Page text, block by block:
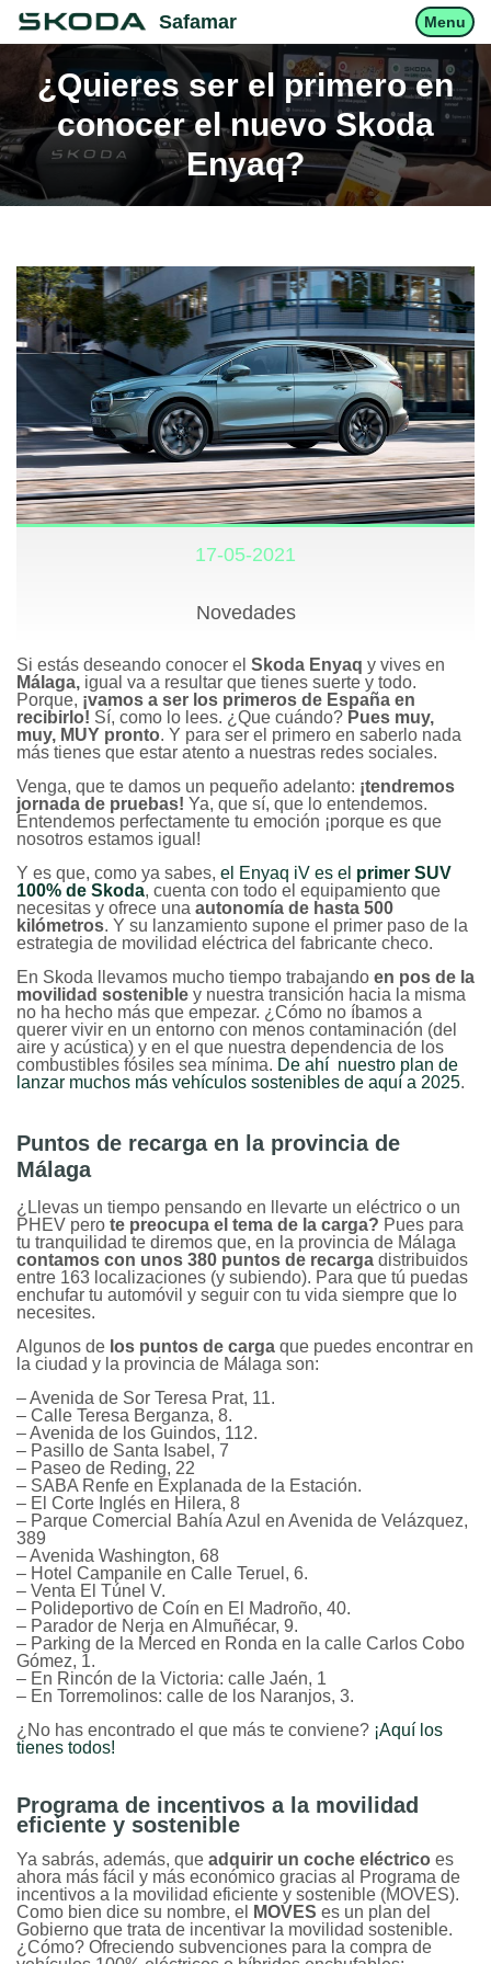
Safamar Menu
¿Quieres ser el primero en
conocer el nuevo Skoda
Enyaq?
17-05-2021
Novedades
Si estás deseando conocer el Skoda Enyaq y vives en
Málaga, igual va a resultar que tienes suerte y todo.
Porque, ¡vamos a ser los primeros de España en
recibirlo! Sí, como lo lees. ¿Que cuándo? Pues muy,
muy, MUY pronto. Y para ser el primero en saberlo nada
más tienes que estar atento a nuestras redes sociales.
Venga, que te damos un pequeño adelanto: ¡tendremos
jornada de pruebas! Ya, que sí, que lo entendemos.
Entendemos perfectamente tu emoción ¡porque es que
nosotros estamos igual!
Y es que, como ya sabes, el Enyaq iV es el primer SUV
100% de Skoda, cuenta con todo el equipamiento que
necesitas y ofrece una autonomía de hasta 500
kilómetros. Y su lanzamiento supone el primer paso de la
estrategia de movilidad eléctrica del fabricante checo.
En Skoda llevamos mucho tiempo trabajando en pos de la
movilidad sostenible y nuestra transición hacia la misma
no ha hecho más que empezar. ¿Cómo no íbamos a
querer vivir en un entorno con menos contaminación (del
aire y acústica) y en el que nuestra dependencia de los
combustibles fósiles sea mínima. De ahí nuestro plan de
lanzar muchos más vehículos sostenibles de aquí a 2025.
Puntos de recarga en la provincia de
Málaga
¿Llevas un tiempo pensando en llevarte un eléctrico o un
PHEV pero te preocupa el tema de la carga? Pues para
tu tranquilidad te diremos que, en la provincia de Málaga
contamos con unos 380 puntos de recarga distribuidos
entre 163 localizaciones (y subiendo). Para que tú puedas
enchufar tu automóvil y seguir con tu vida siempre que lo
necesites.
Algunos de los puntos de carga que puedes encontrar en
la ciudad y la provincia de Málaga son:
– Avenida de Sor Teresa Prat, 11.
– Calle Teresa Berganza, 8.
– Avenida de los Guindos, 112.
– Pasillo de Santa Isabel, 7
– Paseo de Reding, 22
– SABA Renfe en Explanada de la Estación.
– El Corte Inglés en Hilera, 8
– Parque Comercial Bahía Azul en Avenida de Velázquez,
389
– Avenida Washington, 68
– Hotel Campanile en Calle Teruel, 6.
– Venta El Túnel V.
– Polideportivo de Coín en El Madroño, 40.
– Parador de Nerja en Almuñécar, 9.
– Parking de la Merced en Ronda en la calle Carlos Cobo
Gómez, 1.
– En Rincón de la Victoria: calle Jaén, 1
– En Torremolinos: calle de los Naranjos, 3.
¿No has encontrado el que más te conviene? ¡Aquí los
tienes todos!
Programa de incentivos a la movilidad
eficiente y sostenible
Ya sabrás, además, que adquirir un coche eléctrico es
ahora más fácil y más económico gracias al Programa de
incentivos a la movilidad eficiente y sostenible (MOVES).
Como bien dice su nombre, el
MOVES es un plan del
Gobierno que trata de incentivar la movilidad sostenible.
¿Cómo? Ofreciendo subvenciones para la compra de